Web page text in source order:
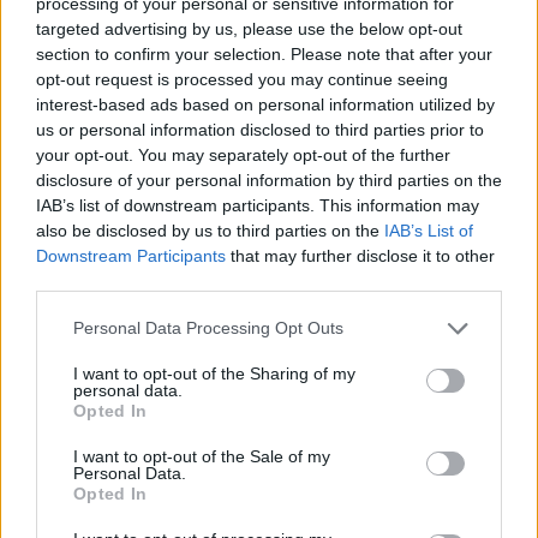
targeted advertising by us, please use the below opt-out
section to confirm your selection. Please note that after your
opt-out request is processed you may continue seeing
interest-based ads based on personal information utilized by
us or personal information disclosed to third parties prior to
your opt-out. You may separately opt-out of the further
disclosure of your personal information by third parties on the
IAB’s list of downstream participants. This information may
also be disclosed by us to third parties on the IAB’s List of
Downstream Participants that may further disclose it to other
Please note that this website/app uses one or more Google
not limited to your visit or usage behaviour. You may click to
grant or deny consent to Google and its third-party tags to
use your data for below specified purposes in below Google
consent section.
Personal Data Processing Opt Outs
I want to opt-out of the Sharing of my
personal data.
Opted In
I want to opt-out of the Sale of my
Personal Data.
Opted In
ΕΝΩΣΕΙΣ-ΑΚΑΔΗΜΙΕΣ
Με μπροστάρισα την MVP, Έλενα Μπάκα, ο Άρης με
τρομερή ανατροπή επικράτησε 3-2 του Ναυάρχου Βότση αν